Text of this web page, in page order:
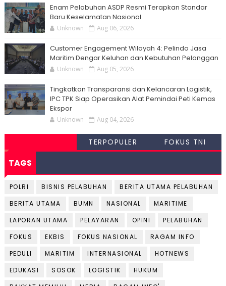
Enam Pelabuhan ASDP Resmi Terapkan Standar
Baru Keselamatan Nasional
Unknown Aug 06, 2026
Customer Engagement Wilayah 4: Pelindo Jasa
Maritim Dengar Keluhan dan Kebutuhan Pelanggan
Unknown Aug 05, 2026
Tingkatkan Transparansi dan Kelancaran Logistik,
IPC TPK Siap Operasikan Alat Pemindai Peti Kemas
Ekspor
Unknown Aug 04, 2026
TERPOPULER FOKUS TNI
TAGS
POLRI BISNIS PELABUHAN
BERITA UTAMA PELABUHAN
BERITA UTAMA
BUMN NASIONAL
MARITIME
LAPORAN UTAMA
PELAYARAN OPINI
PELABUHAN
FOKUS
EKBIS FOKUS NASIONAL
RAGAM INFO
PEDULI
MARITIM INTERNASIONAL
HOTNEWS
EDUKASI
SOSOK LOGISTIK
HUKUM